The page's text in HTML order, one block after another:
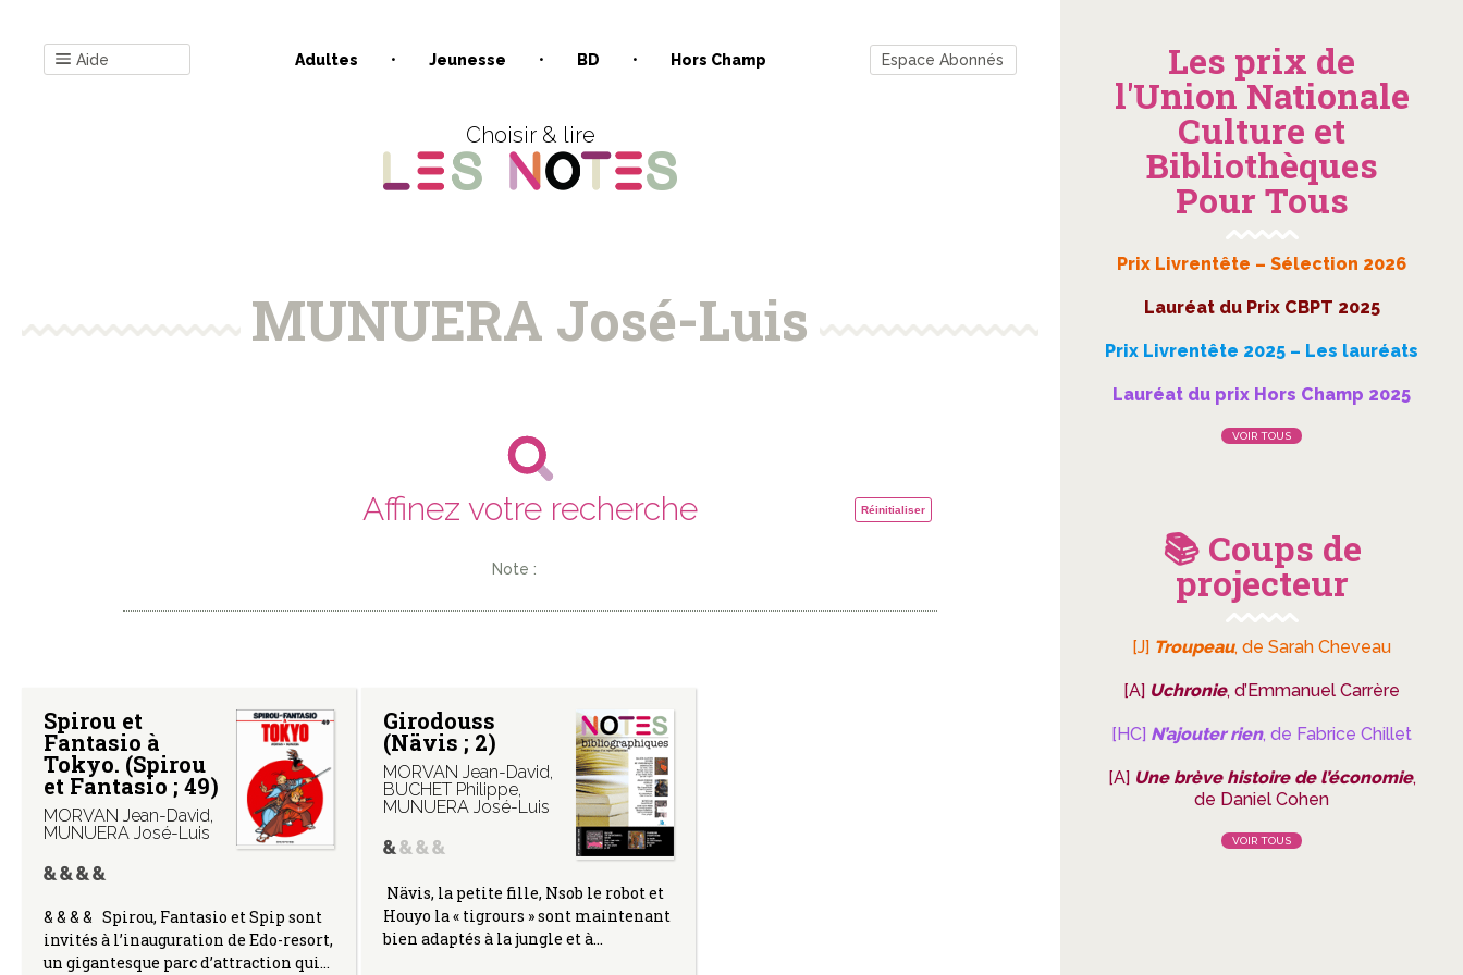
Aide Adultes Jeunesse BD Hors Champ Espace Abonnés
Choisir & lire
MUNUERA José-Luis
Affinez votre recherche
Note :
Réinitialiser
Spirou et
Fantasio à
Tokyo. (Spirou
et Fantasio ; 49)
MORVAN Jean-David,
MUNUERA José-Luis
& & & & Spirou, Fantasio et Spip sont
invités à l’inauguration de Edo-resort,
un gigantesque parc d’attraction qui…
Girodouss
(Nävis ; 2)
MORVAN Jean-David,
BUCHET Philippe,
MUNUERA José-Luis
Nävis, la petite fille, Nsob le robot et
Houyo la « tigrours » sont maintenant
bien adaptés à la jungle et à…
Les prix de
l'Union Nationale
Culture et
Bibliothèques
Pour Tous
Prix Livrentête – Sélection 2026
Lauréat du Prix CBPT 2025
Prix Livrentête 2025 – Les lauréats
Lauréat du prix Hors Champ 2025
VOIR TOUS
📚 Coups de
projecteur
[J] Troupeau, de Sarah Cheveau
[A] Uchronie, d’Emmanuel Carrère
[HC] N’ajouter rien, de Fabrice Chillet
[A] Une brève histoire de l’économie,
de Daniel Cohen
VOIR TOUS